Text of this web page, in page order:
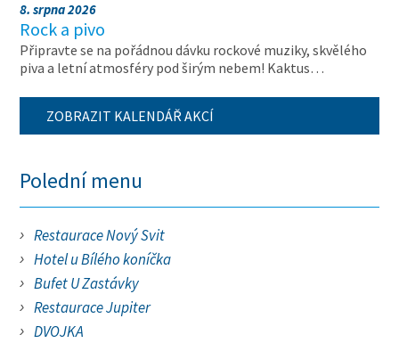
8. srpna 2026
Rock a pivo
Připravte se na pořádnou dávku rockové muziky, skvělého
piva a letní atmosféry pod širým nebem! Kaktus…
ZOBRAZIT KALENDÁŘ AKCÍ
Polední menu
Restaurace Nový Svit
Hotel u Bílého koníčka
Bufet U Zastávky
Restaurace Jupiter
DVOJKA